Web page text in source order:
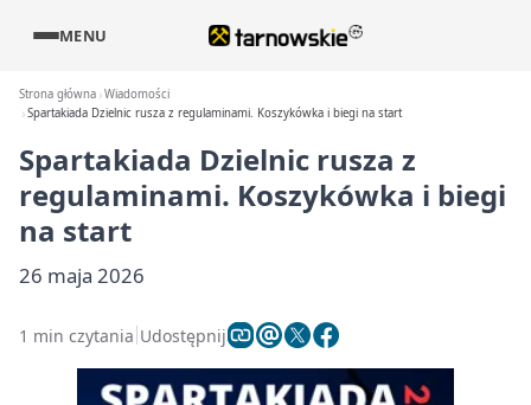
MENU
Strona główna Wiadomości
Spartakiada Dzielnic rusza z regulaminami. Koszykówka i biegi na start
Spartakiada Dzielnic rusza z
regulaminami. Koszykówka i biegi
na start
26 maja 2026
1 min czytania Udostępnij